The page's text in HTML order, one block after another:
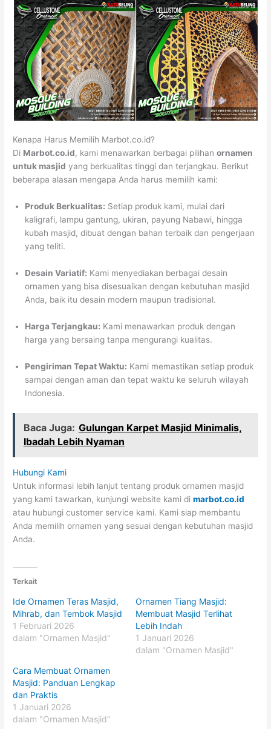
Kenapa Harus Memilih Marbot.co.id?
Di Marbot.co.id, kami menawarkan berbagai pilihanornamen
untuk masjid yang berkualitas tinggi dan terjangkau. Berikut
beberapa alasan mengapa Anda harus memilih kami:
Produk Berkualitas: Setiap produk kami, mulai dari
kaligrafi, lampu gantung, ukiran, payung Nabawi, hingga
kubah masjid, dibuat dengan bahan terbaik dan pengerjaan
yang teliti.
Desain Variatif: Kami menyediakan berbagai desain
ornamen yang bisa disesuaikan dengan kebutuhan masjid
Anda, baik itu desain modern maupun tradisional.
Harga Terjangkau: Kami menawarkan produk dengan
harga yang bersaing tanpa mengurangi kualitas.
Pengiriman Tepat Waktu: Kami memastikan setiap produk
sampai dengan aman dan tepat waktu ke seluruh wilayah
Indonesia.
Baca Juga: Gulungan Karpet Masjid Minimalis,
Ibadah Lebih Nyaman
Hubungi Kami
Untuk informasi lebih lanjut tentang produk ornamen masjid
yang kami tawarkan, kunjungi website kami dimarbot.co.id
atau hubungi customer service kami. Kami siap membantu
Anda memilih ornamen yang sesuai dengan kebutuhan masjid
Anda.
Terkait
Ide Ornamen Teras Masjid,
Mihrab, dan Tembok Masjid
1 Februari 2026
dalam "Ornamen Masjid"
Ornamen Tiang Masjid:
Membuat Masjid Terlihat
Lebih Indah
1 Januari 2026
dalam "Ornamen Masjid"
Cara Membuat Ornamen
Masjid: Panduan Lengkap
dan Praktis
1 Januari 2026
dalam "Ornamen Masjid"